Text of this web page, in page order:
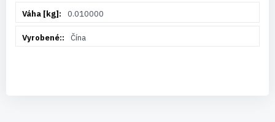
0.010000
Čína